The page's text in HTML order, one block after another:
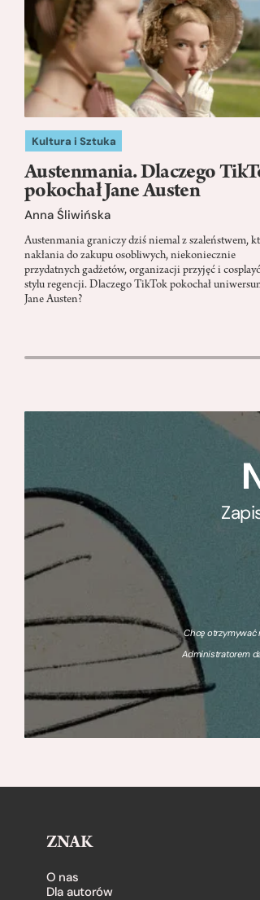
Kultura i Sztuka
Austenmania. Dlaczego
pokochał Jane Austen
Anna Śliwińska
Austenmania graniczy dziś niemal z szaleństwem,
nakłania do zakupu osobliwych, niekoniecznie
przydatnych gadżetów, organizacji przyjęć i
stylu regencji. Dlaczego TikTok pokochał
Jane Austen?
Chcę otrzymywać
Administratorem
ZNAK
O nas
Dla autorów